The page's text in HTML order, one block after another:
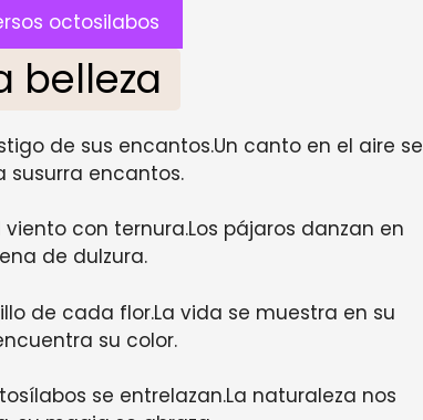
octosilabos
belleza
de sus encantos.Un canto en el aire se
susurra encantos.
con ternura.Los pájaros danzan en
de dulzura.
de cada flor.La vida se muestra en su
su color.
se entrelazan.La naturaleza nos